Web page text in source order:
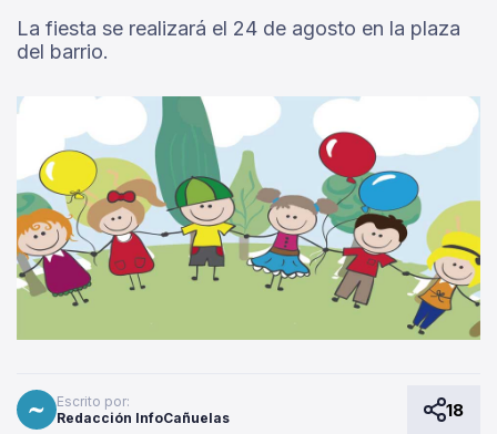
La fiesta se realizará el 24 de agosto en la plaza
del barrio.
Escrito por:
Redacción InfoCañuelas
18